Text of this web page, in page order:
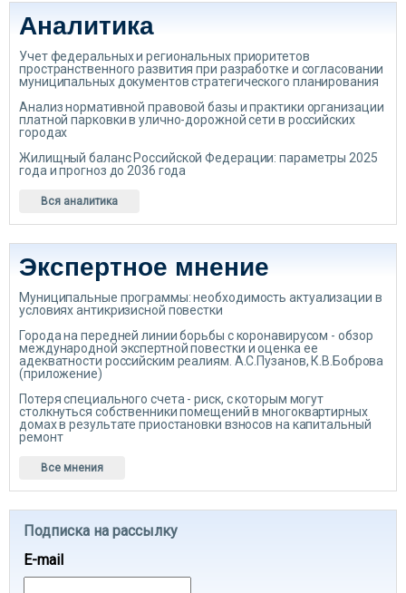
Аналитика
Учет федеральных и региональных приоритетов
пространственного развития при разработке и согласовании
муниципальных документов стратегического планирования
Анализ нормативной правовой базы и практики организации
платной парковки в улично-дорожной сети в российских
городах
Жилищный баланс Российской Федерации: параметры 2025
года и прогноз до 2036 года
Вся аналитика
Экспертное мнение
Муниципальные программы: необходимость актуализации в
условиях антикризисной повестки
Города на передней линии борьбы с коронавирусом - обзор
международной экспертной повестки и оценка ее
адекватности российским реалиям. А.С.Пузанов, К.В.Боброва
(приложение)
Потеря специального счета - риск, с которым могут
столкнуться собственники помещений в многоквартирных
домах в результате приостановки взносов на капитальный
ремонт
Все мнения
Подписка на рассылку
E-mail